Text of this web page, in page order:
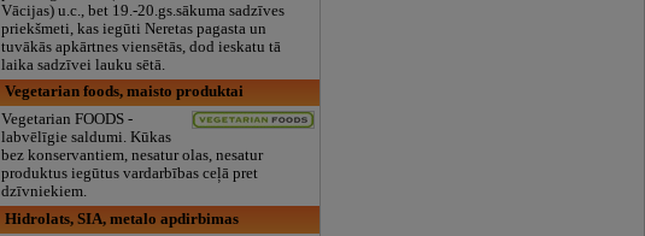
Vācijas) u.c., bet 19.-20.gs.sākuma sadzīves
priekšmeti, kas iegūti Neretas pagasta un
tuvākās apkārtnes viensētās, dod ieskatu tā
laika sadzīvei lauku sētā.
Vegetarian foods, maisto produktai
Vegetarian FOODS -
labvēlīgie saldumi. Kūkas
bez konservantiem, nesatur olas, nesatur
produktus iegūtus vardarbības ceļā pret
dzīvniekiem.
Hidrolats, SIA, metalo apdirbimas